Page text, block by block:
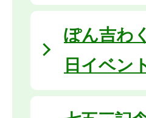
ぽん吉わ
日イベン